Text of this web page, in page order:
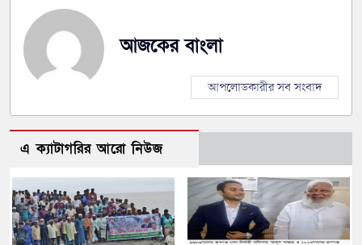
আজকের বাংলা
আপলোডকারীর সব সংবাদ
এ ক্যাটাগরির আরো নিউজ